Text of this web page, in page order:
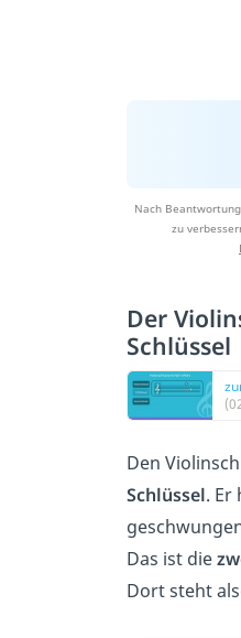
Nach
zu
Der
Schlüssel
Den
Schlüssel. Er
Das ist die
Dort steht